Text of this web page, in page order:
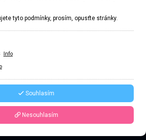
Praha, Hlavní město Praha, Česká republika
www.privatzone.com
tyto podmínky, prosím, opusťte stránky.
Info
Souhlasím
Nesouhlasím